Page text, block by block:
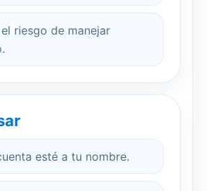
riesgo de manejar
esté a tu nombre.